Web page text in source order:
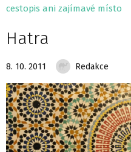
cestopis ani zajímavé místo
Hatra
8. 10. 2011 Redakce